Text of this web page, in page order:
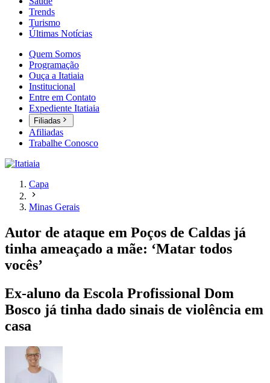
Trends
Turismo
Últimas Notícias
Quem Somos
Programação
Ouça a Itatiaia
Institucional
Entre em Contato
Expediente Itatiaia
Filiadas
Afiliadas
Trabalhe Conosco
Capa
Minas Gerais
Autor de ataque em Poços de Caldas já
tinha ameaçado a mãe: ‘Matar todos
vocês’
Ex-aluno da Escola Profissional Dom
Bosco já tinha dado sinais de violência em
casa